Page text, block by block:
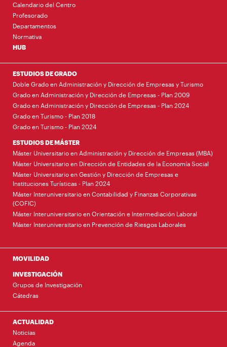
Calendario del Centro
Profesorado
Departamentos
Normativa
HUB
ESTUDIOS DE GRADO
Doble Grado en Administración y Dirección de Empresas y Turismo
Grado en Administración y Dirección de Empresas - Plan 2009
Grado en Administración y Dirección de Empresas - Plan 2024
Grado en Turismo - Plan 2018
Grado en Turismo - Plan 2024
ESTUDIOS DE MÁSTER
Máster Universitario en Administración y Dirección de Empresas (MBA)
Máster Universitario en Dirección de Entidades de la Economía Social
Máster Universitario en Gestión y Dirección de Empresas e
Instituciones Turísticas - Plan 2024
Máster Interuniversitario en Contabilidad y Finanzas Corporativas
(COFIC)
Máster Interuniversitario en Orientación e Intermediación Laboral
Máster Interuniversitario en Prevención de Riesgos Laborales
MOVILIDAD
INVESTIGACIÓN
Grupos de Investigación
Cátedras
ACTUALIDAD
Noticias
Agenda